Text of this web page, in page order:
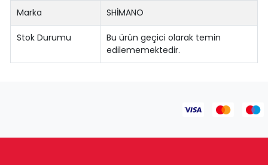
Marka SHİMANO
Stok Durumu
Bu ürün geçici olarak temin
edilememektedir.